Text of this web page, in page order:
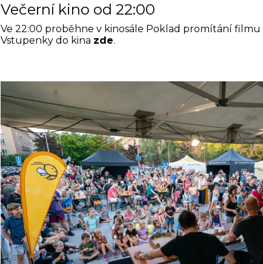
Večerní kino od 22:00
Ve 22:00 proběhne v kinosále Poklad promítání filmu
Vstupenky do kina zde.